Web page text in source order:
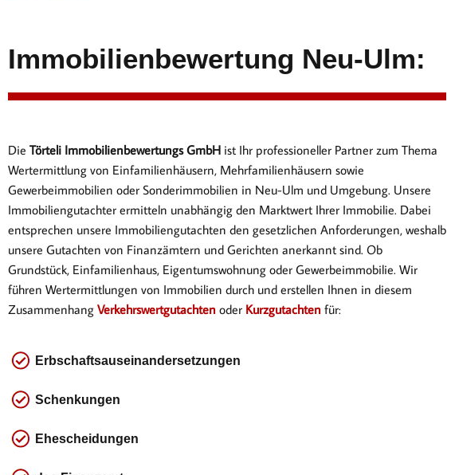
Immobilienbewertung Neu-Ulm:
Die Törteli Immobilienbewertungs GmbH ist Ihr professioneller Partner zum Thema
Wertermittlung von Einfamilienhäusern, Mehrfamilienhäusern sowie
Gewerbeimmobilien oder Sonderimmobilien in Neu-Ulm und Umgebung. Unsere
Immobiliengutachter ermitteln unabhängig den Marktwert Ihrer Immobilie. Dabei
entsprechen unsere Immobiliengutachten den gesetzlichen Anforderungen, weshalb
unsere Gutachten von Finanzämtern und Gerichten anerkannt sind. Ob
Grundstück, Einfamilienhaus, Eigentumswohnung oder Gewerbeimmobilie. Wir
führen Wertermittlungen von Immobilien durch und erstellen Ihnen in diesem
Zusammenhang Verkehrswertgutachten oder Kurzgutachten für:
Erbschaftsauseinandersetzungen
Schenkungen
Ehescheidungen